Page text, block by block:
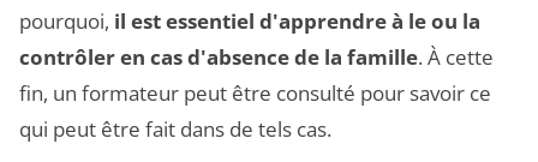
pourquoi, il est essentiel d'apprendre à le ou la
contrôler en cas d'absence de la famille. À cette
fin, un formateur peut être consulté pour savoir ce
qui peut être fait dans de tels cas.